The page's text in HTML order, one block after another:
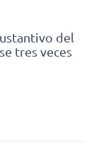
del
tres veces